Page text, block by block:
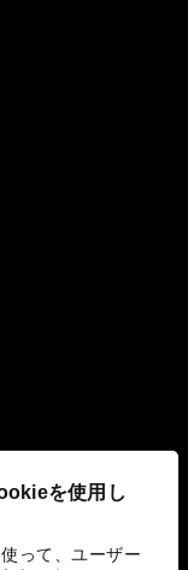
を使用し
って、ユーザー